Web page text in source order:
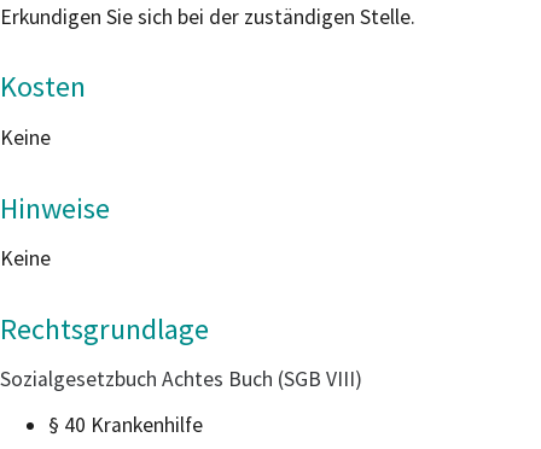
Erkundigen Sie sich bei der zuständigen Stelle.
Kosten
Keine
Hinweise
Keine
Rechtsgrundlage
Sozialgesetzbuch Achtes Buch (SGB VIII)
§ 40 Krankenhilfe